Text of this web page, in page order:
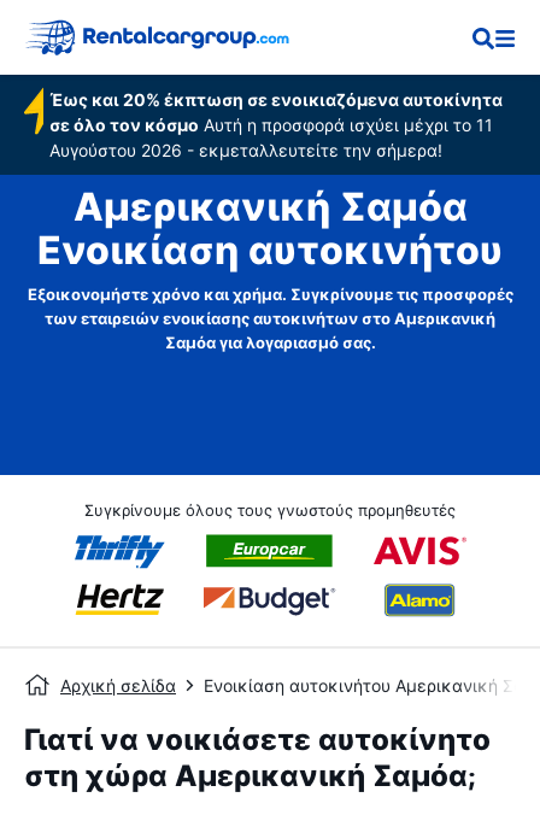
Έως και 20% έκπτωση σε ενοικιαζόμενα αυτοκίνητα
σε όλο τον κόσμο Αυτή η προσφορά ισχύει μέχρι το 11
Αυγούστου 2026 - εκμεταλλευτείτε την σήμερα!
Αμερικανική Σαμόα
Ενοικίαση αυτοκινήτου
Εξοικονομήστε χρόνο και χρήμα. Συγκρίνουμε τις προσφορές
των εταιρειών ενοικίασης αυτοκινήτων στο Αμερικανική
Σαμόα για λογαριασμό σας.
Συγκρίνουμε όλους τους γνωστούς προμηθευτές
Αρχική σελίδα Ενοικίαση αυτοκινήτου Αμερικανική
Γιατί να νοικιάσετε αυτοκίνητο
στη χώρα Αμερικανική Σαμόα;